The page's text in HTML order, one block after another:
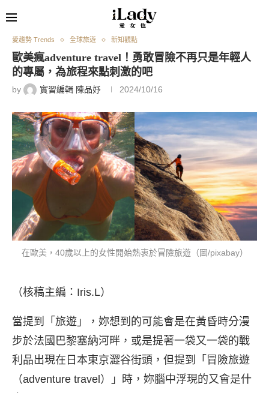
愛趨勢 Trends 全球旅遊 新知觀點
歐美瘋adventure travel！勇敢冒險不再只是年輕人
的專屬，為旅程來點刺激的吧
by 實習編輯 陳品妤 2024/10/16
在歐美，40歲以上的女性開始熱衷於冒險旅遊（圖/pixabay）
（核稿主編：Iris.L）
當提到「旅遊」，妳想到的可能會是在黃昏時分漫
步於法國巴黎塞納河畔，或是提著一袋又一袋的戰
利品出現在日本東京澀谷街頭，但提到「冒險旅遊
（adventure travel）」時，妳腦中浮現的又會是什